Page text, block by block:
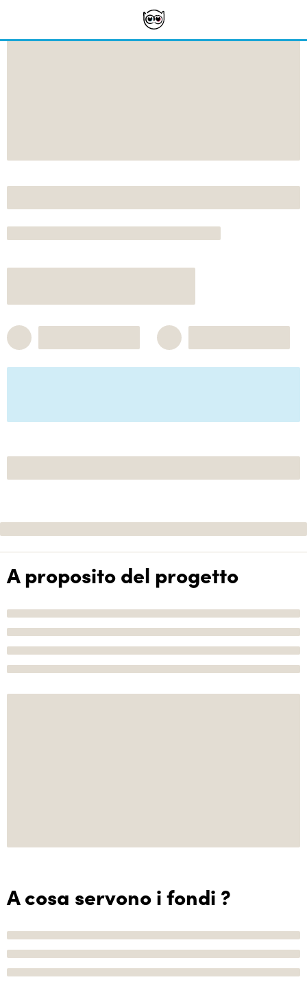
A proposito del progetto
A cosa servono i fondi ?